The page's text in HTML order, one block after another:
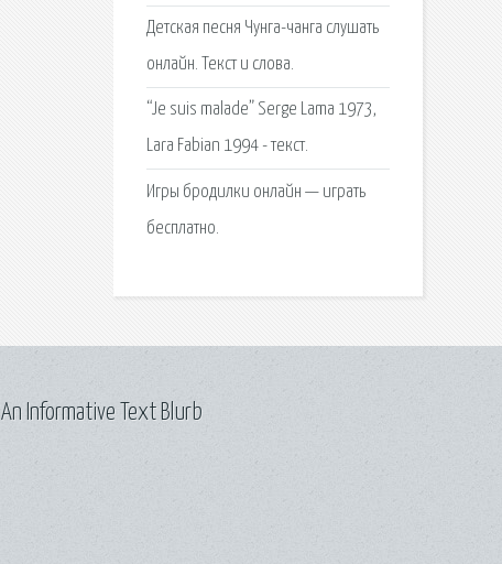
Детская песня Чунга-чанга слушать
онлайн. Текст и слова.
“Je suis malade” Serge Lama 1973,
Lara Fabian 1994 - текст.
Игры бродилки онлайн — играть
бесплатно.
An Informative Text Blurb